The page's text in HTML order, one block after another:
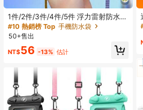
1件/2件/3件/4件/5件 浮力雷射防水
袋，觸控螢幕手機防水殼，適合游
泳、水上運動、海灘必需品，附氣墊
#10 熱銷榜 Top 手機防水袋
50+售出
NT$56 -13% 估計